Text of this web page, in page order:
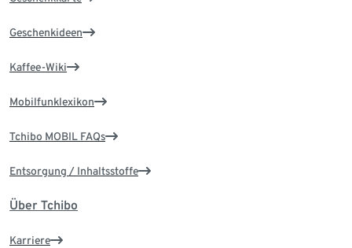
Geschenkideen
Kaffee-Wiki
Mobilfunklexikon
Tchibo MOBIL FAQs
Entsorgung / Inhaltsstoffe
Über Tchibo
Karriere